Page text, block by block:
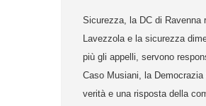
Sicurezza, la DC di Ravenna
Lavezzola e la sicurezza
più gli appelli, servono
Caso Musiani, la Democrazia
verità e una risposta della